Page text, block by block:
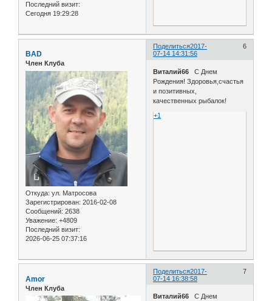
Последний визит:
Сегодня 19:29:28
Поделиться 6
2017-
07-14 14:31:56
BAD
Член Клуба
Откуда: ул. Матросова
Зарегистрирован: 2016-02-08
Сообщений: 2638
Уважение: +4809
Последний визит:
2026-06-25 07:37:16
Виталий66 С Днем
Рождения! Здоровья,счастья
и позитивных,
качественных рыбалок!
+1
Поделиться 7
2017-
07-14 16:38:58
Amor
Член Клуба
Виталий66
С Днем